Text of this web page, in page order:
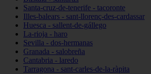
Santa-cruz-de-tenerife - tacoronte
Illes-balears - sant-llorenç-des-cardassar
Huesca - sallent-de-gállego
La-rioja - haro
Sevilla - dos-hermanas
Granada - salobreña
Cantabria - laredo
Tarragona - sant-carles-de-la-ràpita